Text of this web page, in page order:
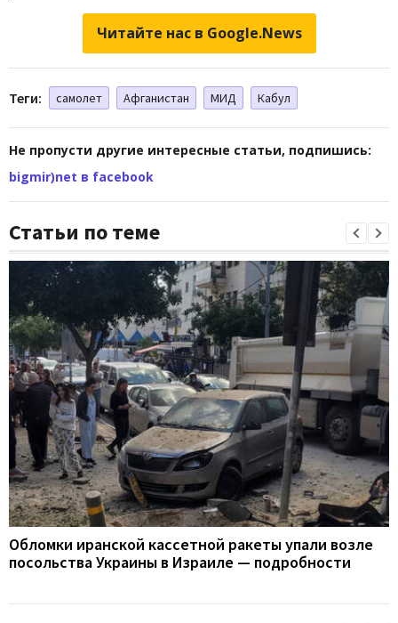
Читайте нас в Google.News
Теги: самолет Афганистан МИД Кабул
Не пропусти другие интересные статьи, подпишись:
bigmir)net в facebook
Статьи по теме
Обломки иранской кассетной ракеты упали возле
посольства Украины в Израиле — подробности